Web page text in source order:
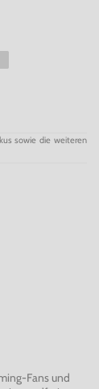
sowie die weiteren
Fans und